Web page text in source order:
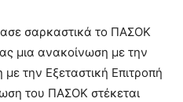
σαρκαστικά το ΠΑΣΟΚ
μια ανακοίνωση με την
την Εξεταστική Επιτροπή
του ΠΑΣΟΚ στέκεται